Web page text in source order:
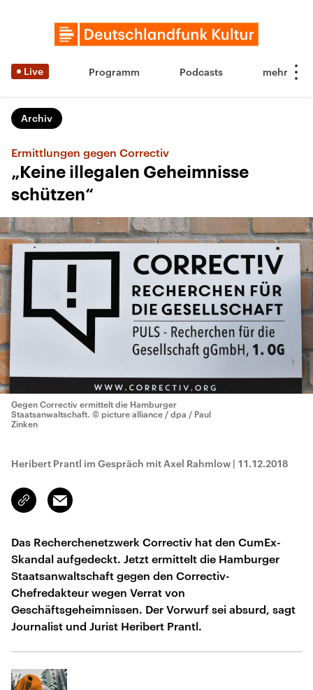
Live Programm Podcasts
Archiv
Ermittlungen gegen Correctiv
„Keine illegalen Geheimnisse
schützen“
Gegen Correctiv ermittelt die Hamburger
Staatsanwaltschaft. © picture alliance / dpa / Paul
Zinken
Heribert Prantl im Gespräch mit Axel Rahmlow | 11.12.2018
Link
kopieren/teilen
Email
Das Recherchenetzwerk Correctiv hat den CumEx-
Skandal aufgedeckt. Jetzt ermittelt die Hamburger
Staatsanwaltschaft gegen den Correctiv-
Chefredakteur wegen Verrat von
Geschäftsgeheimnissen. Der Vorwurf sei absurd, sagt
Journalist und Jurist Heribert Prantl.